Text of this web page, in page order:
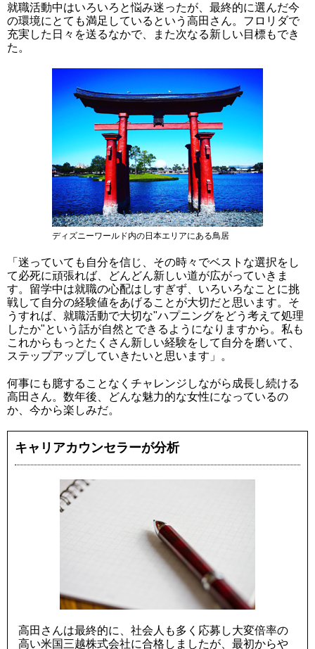
就職活動中はいろいろと悩み迷ったが、最終的に選んだ今
の環境にとても満足しているという高田さん。フロリダで
充実した日々を送るなかで、また次なる新しい目標もでき
た。
ディズニーワールド内の日本エリアにある鳥居
「迷っていても自分を信じ、その時々でベストな選択をし
て必死に頑張れば、どんどん新しい道が広がっていきま
す。留学中は就職の心配はしすぎず、いろいろなことに挑
戦して自分の経験値をあげることが大切だと思います。そ
うすれば、就職活動で大切な"ハプニングをどう考えて処理
したか"という話が自然とできるようになりますから。私も
これからもっとたくさん新しい経験をして自分を磨いて、
ステップアップしていきたいと思います」。
何事にも臆することなくチャレンジしながら成長し続ける
高田さん。数年後、どんな魅力的な女性になっているの
か、今から楽しみだ。
キャリアカウンセラーが分析
高田さんは最終的に、社会人も多く応募し大変倍率の
高い米国三越株式会社に合格しましたが、最初からや